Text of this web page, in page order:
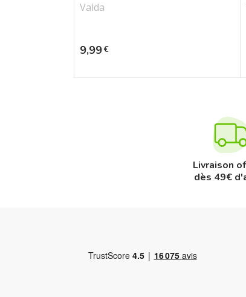
Valda
Prix
9,99€
Livraison
dès 49€